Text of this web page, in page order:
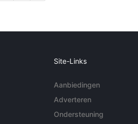
Site-Links
Aanbiedingen
Adverteren
Ondersteuning